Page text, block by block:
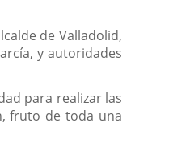
de Valladolid,
y autoridades
para realizar las
fruto de toda una